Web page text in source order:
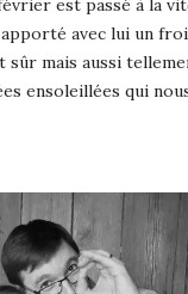
avec lui un
sûr mais aussi
ensoleillées qui